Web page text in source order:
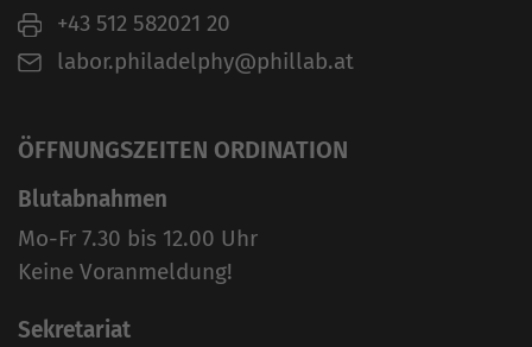
+43 512 582021 20
labor.philadelphy@phillab.at
ÖFFNUNGSZEITEN ORDINATION
Blutabnahmen
Mo-Fr 7.30 bis 12.00 Uhr
Keine Voranmeldung!
Sekretariat